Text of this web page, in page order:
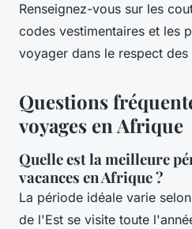
Renseignez-vous sur les
codes vestimentaires et les
voyager dans le respect
Questions
voyages en Afrique
Quelle est la meilleure
vacances en Afrique ?
La période idéale varie
de l'Est se visite toute